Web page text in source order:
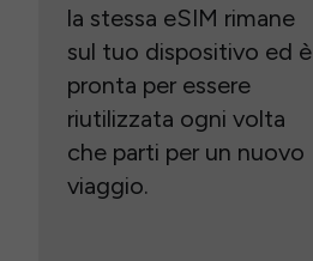
la stessa eSIM rimane
sul tuo dispositivo ed è
pronta per essere
riutilizzata ogni volta
che parti per un nuovo
viaggio.